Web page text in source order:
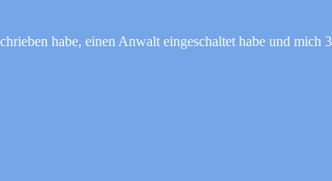
habe, einen Anwalt eingeschaltet habe und mich 3